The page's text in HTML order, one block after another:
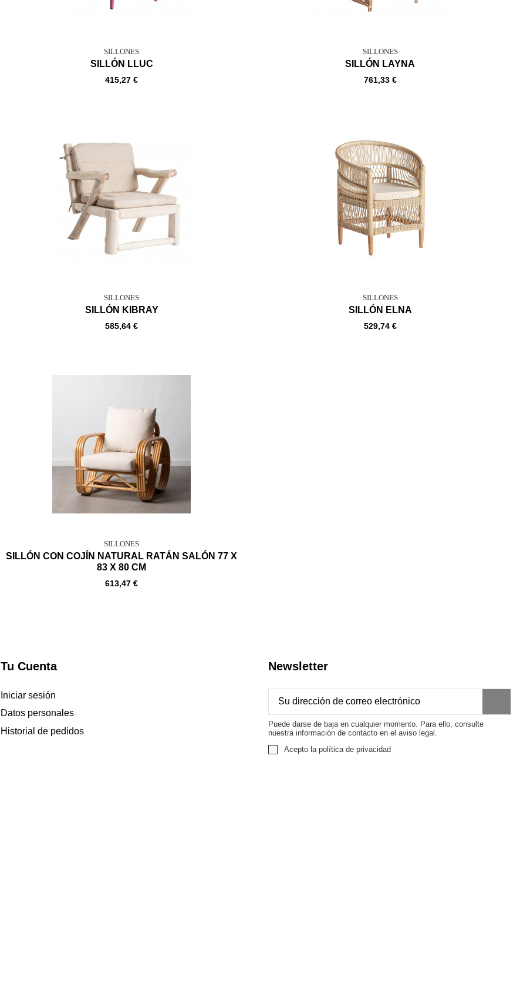
SILLONES
SILLÓN LLUC
415,27 €
SILLONES
SILLÓN LAYNA
761,33 €
SILLONES
SILLÓN KIBRAY
585,64 €
SILLONES
SILLÓN ELNA
529,74 €
SILLONES
SILLÓN CON COJÍN NATURAL RATÁN SALÓN 77 X
83 X 80 CM
613,47 €
Tu Cuenta
Iniciar sesión
Datos personales
Historial de pedidos
Newsletter
Puede darse de baja en cualquier momento. Para ello, consulte
nuestra información de contacto en el aviso legal.
Acepto la política de privacidad